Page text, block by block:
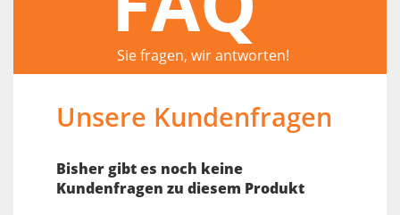
Sie fragen, wir antworten!
Unsere Kundenfragen
Bisher gibt es noch keine
Kundenfragen zu diesem Produkt